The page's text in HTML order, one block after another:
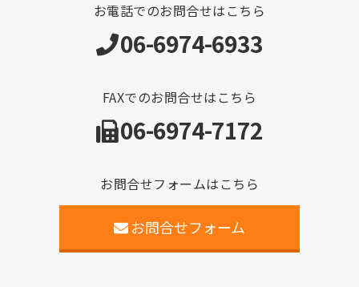
お電話でのお問合せはこちら
06-6974-6933
FAXでのお問合せはこちら
06-6974-7172
お問合せフォームはこちら
お問合せフォーム